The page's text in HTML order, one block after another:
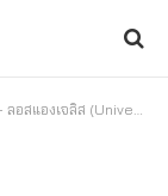
of California—Los Angeles)